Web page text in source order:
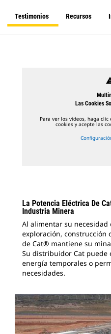
Testimonios Recursos
Las Cookies
Para ver los videos, haga
cookies y acepte las
La Potencia Eléctrica De
Industria Minera
Al alimentar su necesidad
exploración, construcción
de Cat® mantiene su
Su distribuidor Cat puede
energía temporales o
necesidades.